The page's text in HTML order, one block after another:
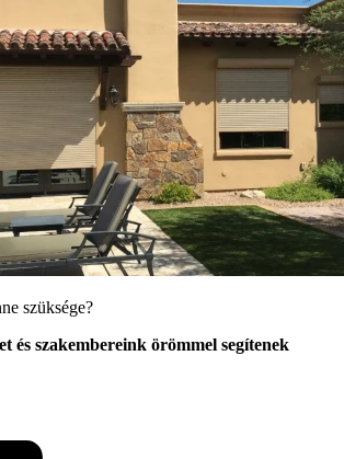
szüksége?
és szakembereink örömmel segítenek